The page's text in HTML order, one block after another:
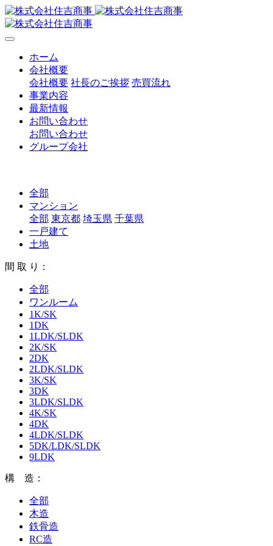
ホーム
会社概要
会社概要 社長のご挨拶 売買流れ
事業内容
最新情報
お問い合わせ
お問い合わせ
グループ会社
全部
マンション
全部 東京都 埼玉県 千葉県
一戸建て
土地
間 取 り：
全部
ワンルーム
1K/SK
1DK
1LDK/SLDK
2K/SK
2DK
2LDK/SLDK
3K/SK
3DK
3LDK/SLDK
4K/SK
4DK
4LDK/SLDK
5DK/LDK/SLDK
9LDK
構 造：
全部
木造
鉄骨造
RC造